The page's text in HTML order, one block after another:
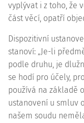
vyplývat i z toho, že
část věcí, opatří
Dispozitivní
stanoví: „Je-li
podle druhu, je
se hodí pro účely,
používá na základě
ustanovení u smluv
našem soudu